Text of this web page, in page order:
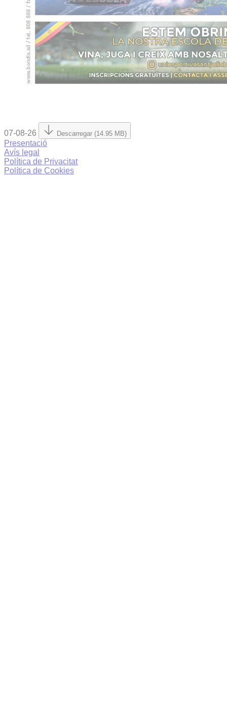
07-08-26 Descarregar (14.95 MB)
Presentació
Avís legal
Política de Privacitat
Política de Cookies